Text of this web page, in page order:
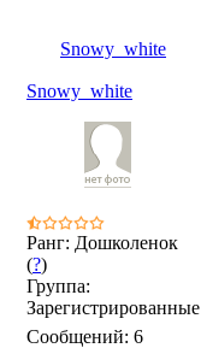
Snowy_white
Snowy_white
Ранг: Дошколенок
(?)
Группа:
Зарегистрированные
Сообщений: 6